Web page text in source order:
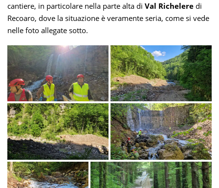
cantiere, in particolare nella parte alta di Val Richelere di
Recoaro, dove la situazione è veramente seria, come si vede
nelle foto allegate sotto.